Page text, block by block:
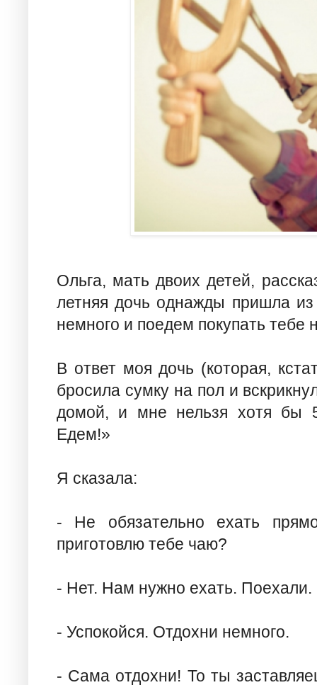
Ольга, мать двоих детей,
летняя дочь однажды пришла
немного и поедем покупать тебе
В ответ моя дочь (которая,
бросила сумку на пол и
домой, и мне нельзя хотя бы
Едем!»
Я сказала:
- Не обязательно ехать
приготовлю тебе чаю?
- Нет. Нам нужно ехать. Поехали.
- Успокойся. Отдохни немного.
- Сама отдохни! То ты